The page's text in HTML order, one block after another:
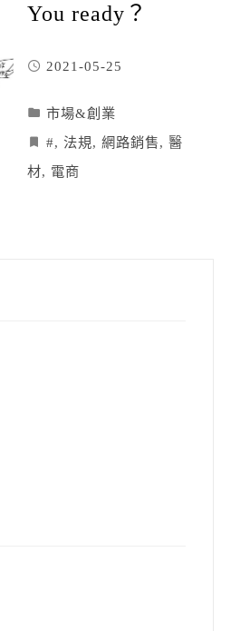
You ready？
2021-05-25
市場&創業
#, 法規, 網路銷售, 醫
材, 電商